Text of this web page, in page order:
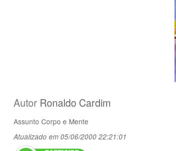
Autor Ronaldo Cardim
Assunto Corpo e Mente
Atualizado em 05/06/2000 22:21:01